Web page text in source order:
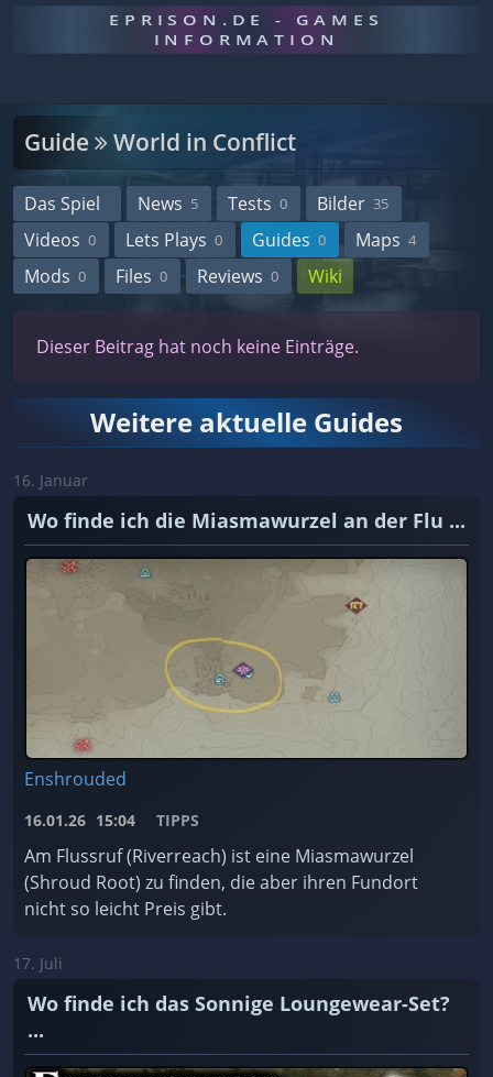
EPRISON.DE - GAMES
INFORMATION
Guide World in Conflict
Das Spiel News 5 Tests 0 Bilder 35
Videos 0 Lets Plays 0 Guides 0 Maps 4
Mods 0 Files 0 Reviews 0 Wiki
Dieser Beitrag hat noch keine Einträge.
Weitere aktuelle Guides
16. Januar
Wo finde ich die Miasmawurzel an der Flu ...
Enshrouded
16.01.26 15:04 TIPPS
Am Flussruf (Riverreach) ist eine Miasmawurzel
(Shroud Root) zu finden, die aber ihren Fundort
nicht so leicht Preis gibt.
17. Juli
Wo finde ich das Sonnige Loungewear-Set?
...